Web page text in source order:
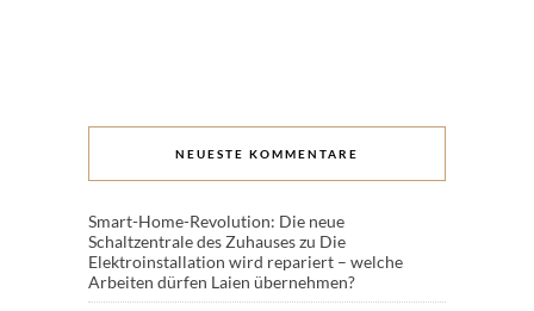
NEUESTE KOMMENTARE
Smart-Home-Revolution: Die neue
Schaltzentrale des Zuhauseszu Die
Elektroinstallation wird repariert – welche
Arbeiten dürfen Laien übernehmen?